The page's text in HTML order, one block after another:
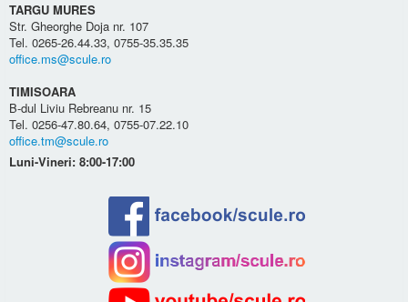
TARGU MURES
Str. Gheorghe Doja nr. 107
Tel. 0265-26.44.33, 0755-35.35.35
office.ms@scule.ro
TIMISOARA
B-dul Liviu Rebreanu nr. 15
Tel. 0256-47.80.64, 0755-07.22.10
office.tm@scule.ro
Luni-Vineri: 8:00-17:00